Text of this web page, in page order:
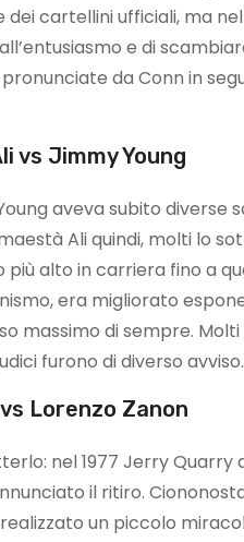
dei cartellini ufficiali, ma
e di
da Conn in
vs Jimmy Young
aveva subito
Ali quindi, molti lo
più alto in carriera fino a
era migliorato
massimo di sempre.
furono di diverso avviso.
Lorenzo Zanon
nel 1977 Jerry
il ritiro.
un piccolo